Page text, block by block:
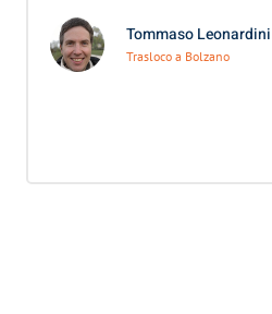
Tommaso Leonardini
Trasloco a Bolzano